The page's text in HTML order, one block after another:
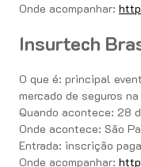
Onde acompanhar:
Insurtech
O que é: principal
mercado de seguros
Quando acontece: 28
Onde acontece: São
Entrada: inscrição paga
Onde acompanhar: